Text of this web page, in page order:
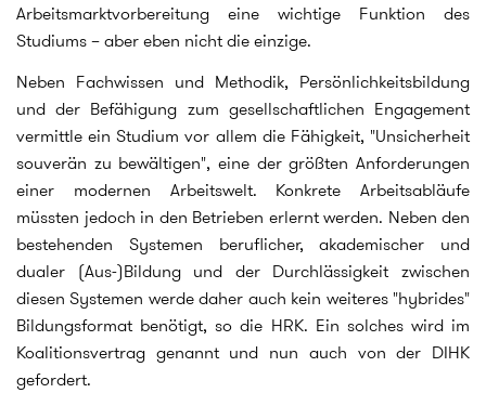
Arbeitsmarktvorbereitung eine wichtige Funktion des
Studiums – aber eben nicht die einzige.
Neben Fachwissen und Methodik, Persönlichkeitsbildung
und der Befähigung zum gesellschaftlichen Engagement
vermittle ein Studium vor allem die Fähigkeit, "Unsicherheit
souverän zu bewältigen", eine der größten Anforderungen
einer modernen Arbeitswelt. Konkrete Arbeitsabläufe
müssten jedoch in den Betrieben erlernt werden. Neben den
bestehenden Systemen beruflicher, akademischer und
dualer (Aus-)Bildung und der Durchlässigkeit zwischen
diesen Systemen werde daher auch kein weiteres "hybrides"
Bildungsformat benötigt, so die HRK. Ein solches wird im
Koalitionsvertrag genannt und nun auch von der DIHK
gefordert.